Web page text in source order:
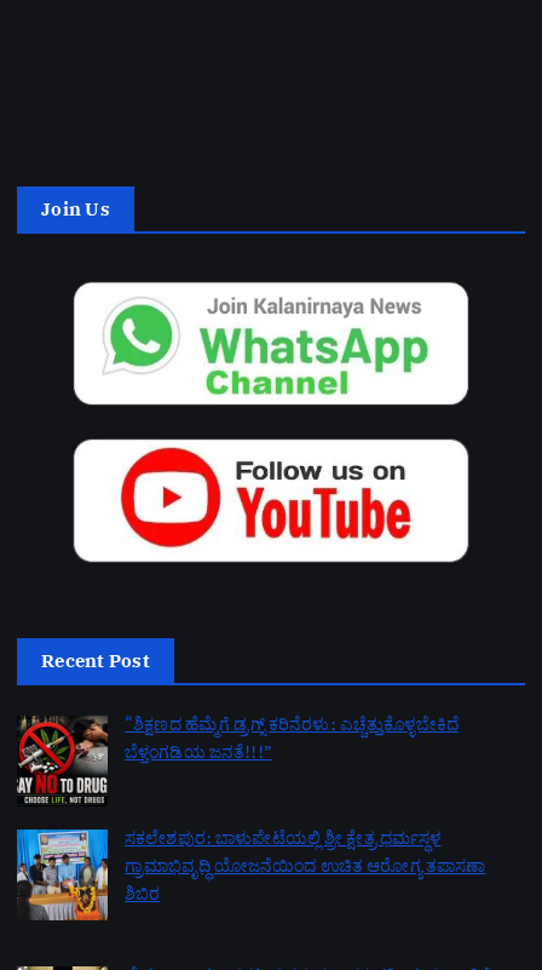
Join Us
Recent Post
“ಶಿಕ್ಷಣದ ಹೆಮ್ಮೆಗೆ ಡ್ರಗ್ಸ್ ಕರಿನೆರಳು: ಎಚ್ಚೆತ್ತುಕೊಳ್ಳಬೇಕಿದೆ
ಬೆಳ್ತಂಗಡಿಯ ಜನತೆ!!!”
ಸಕಲೇಶಪುರ: ಬಾಳುಪೇಟೆಯಲ್ಲಿ ಶ್ರೀ ಕ್ಷೇತ್ರ ಧರ್ಮಸ್ಥಳ
ಗ್ರಾಮಾಭಿವೃದ್ಧಿ ಯೋಜನೆಯಿಂದ ಉಚಿತ ಆರೋಗ್ಯ ತಪಾಸಣಾ
ಶಿಬಿರ